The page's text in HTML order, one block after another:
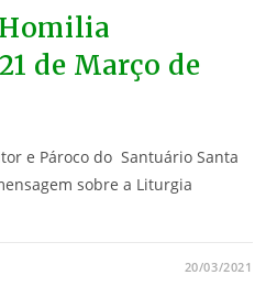
de Março de
e Pároco do Santuário Santa
sobre a Liturgia
20/03/2021